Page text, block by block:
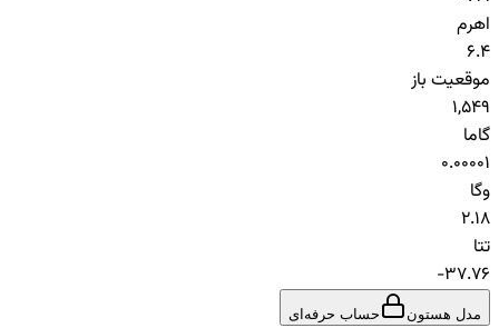
اهرم
6.4
موقعیت باز
1,549
گاما
0.00001
وگا
2.18
تتا
-37.76
مدل هستون حساب حرفه‌ای